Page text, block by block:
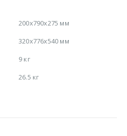
200x790x275 мм
320x776x540 мм
9 кг
26.5 кг